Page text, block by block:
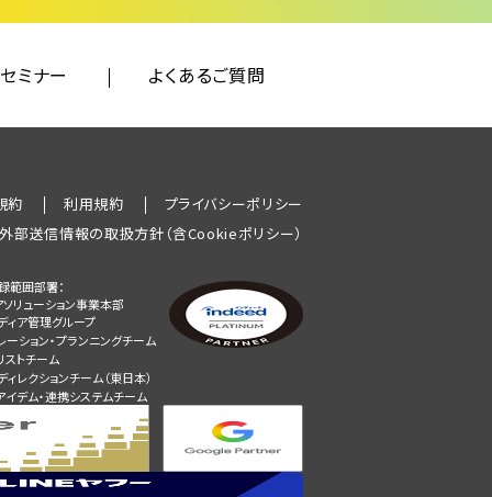
セミナー よくあるご質問
約 利用規約
プライバシーポリシー
外部送信情報の取扱方針（含Cookieポリシー）
範囲部署：
ソリューション事業本部
ィア管理グループ
ーション・プランニングチーム
ストチーム
ィレクションチーム（東日本）
イデム・連携システムチーム